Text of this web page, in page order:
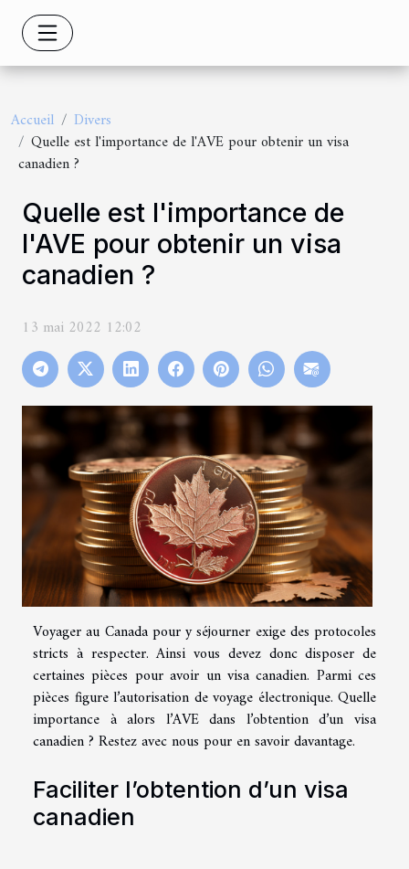
Accueil
Divers
Quelle est l'importance de l'AVE pour obtenir un visa
canadien ?
Quelle est l'importance de
l'AVE pour obtenir un visa
canadien ?
13 mai 2022 12:02
Voyager au Canada pour y séjourner exige des protocoles
stricts à respecter. Ainsi vous devez donc disposer de
certaines pièces pour avoir un visa canadien. Parmi ces
pièces figure l’autorisation de voyage électronique. Quelle
importance à alors l’AVE dans l’obtention d’un visa
canadien ? Restez avec nous pour en savoir davantage.
Faciliter l’obtention d’un visa
canadien